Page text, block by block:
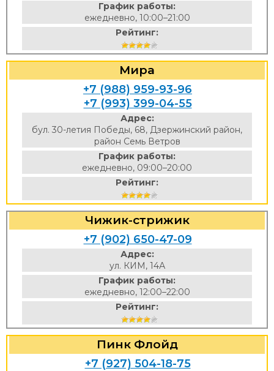
График работы:
ежедневно, 10:00–21:00
Рейтинг:
Мира
+7 (988) 959-93-96
+7 (993) 399-04-55
Адрес:
бул. 30-летия Победы, 68, Дзержинский район,
район Семь Ветров
График работы:
ежедневно, 09:00–20:00
Рейтинг:
Чижик-стрижик
+7 (902) 650-47-09
Адрес:
ул. КИМ, 14А
График работы:
ежедневно, 12:00–22:00
Рейтинг:
Пинк Флойд
+7 (927) 504-18-75